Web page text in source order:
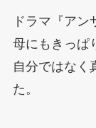
ドラマ『ア
母にもきっぱ
自分ではなく
た。